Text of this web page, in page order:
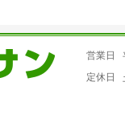
営業日
定休日